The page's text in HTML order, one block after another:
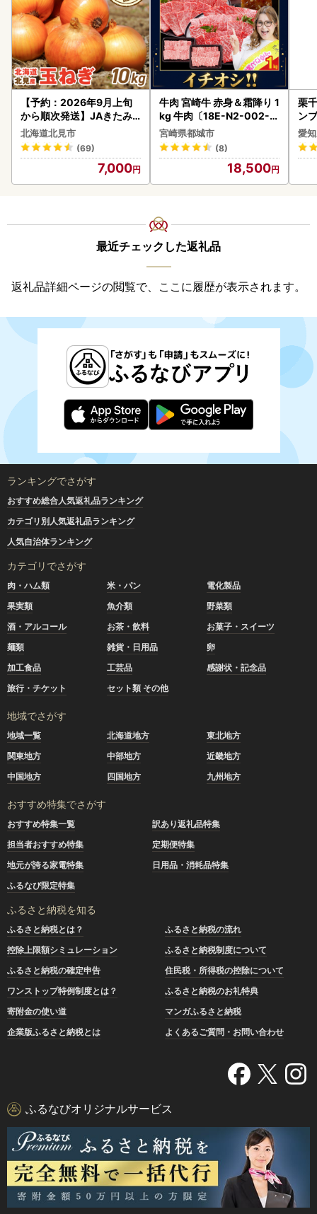
【予約：2026年9月上旬
から順次発送】JAきたみ
らい産 玉ねぎ Lサイズ 10k
g ( タマネギ たまねぎ 野菜
)【210-0003-2026】
北海道北見市
(69)
7,000
牛肉 宮崎牛 赤身＆霜降り 1
kg 牛肉〔18E-N2-002-1
kg-S4A6-CF〕
宮崎県都城市
(8)
18,500
栗
ン
デ
愛
最近チェックした返礼品
返礼品詳細ページの閲覧で、ここに履歴が表示されます。
ランキングでさがす
おすすめ総合人気返礼品ランキング
カテゴリ別人気返礼品ランキング
人気自治体ランキング
カテゴリでさがす
肉・ハム類 米・パン
電化製品
果実類
魚介類
野菜類
酒・アルコール
お茶・飲料
お菓子・スイーツ
麺類
雑貨・日用品
卵
加工食品
工芸品
感謝状・記念品
旅行・チケット
セット類 その他
地域でさがす
地域一覧 北海道地方
東北地方
関東地方
中部地方
近畿地方
中国地方
四国地方 九州地方
おすすめ特集でさがす
おすすめ特集一覧
訳あり返礼品特集
担当者おすすめ特集
定期便特集
地元が誇る家電特集
日用品・消耗品特集
ふるなび限定特集
ふるさと納税を知る
ふるさと納税とは？
ふるさと納税の流れ
控除上限額シミュレーション
ふるさと納税制度について
ふるさと納税の確定申告
住民税・所得税の控除について
ワンストップ特例制度とは？
ふるさと納税のお礼特典
寄附金の使い道
マンガふるさと納税
企業版ふるさと納税とは
よくあるご質問・お問い合わせ
ふるなびオリジナルサービス